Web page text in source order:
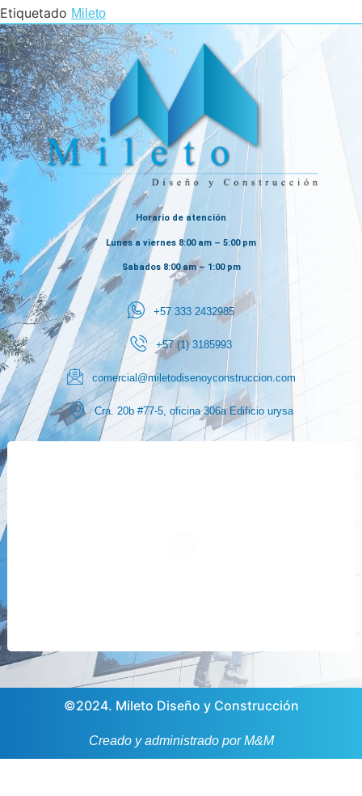
Etiquetado Mileto
Horario de atención
Lunes a viernes 8:00 am – 5:00 pm
Sabados 8:00 am – 1:00 pm
+57 333 2432985
+57 (1) 3185993
comercial@miletodisenoyconstruccion.com
Cra. 20b #77-5, oficina 306a Edificio urysa
©2024. Mileto Diseño y Construcción
Creado y administrado por M&M